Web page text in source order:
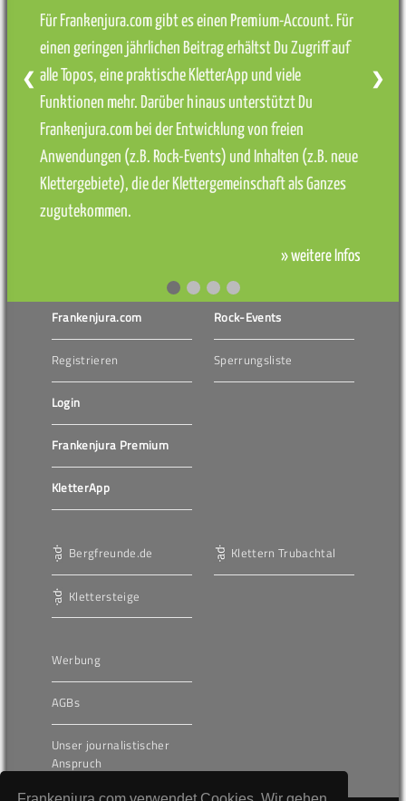
Für Frankenjura.com gibt es einen Premium-Account. Für
einen geringen jährlichen Beitrag erhältst Du Zugriff auf
alle Topos, eine praktische KletterApp und viele
Funktionen mehr. Darüber hinaus unterstützt Du
Frankenjura.com bei der Entwicklung von freien
Anwendungen (z.B. Rock-Events) und Inhalten (z.B. neue
Klettergebiete), die der Klettergemeinschaft als Ganzes
zugutekommen.
» weitere Infos
❮ ❯
Frankenjura.com
Registrieren
Login
Frankenjura Premium
KletterApp
Rock-Events
Sperrungsliste
Bergfreunde.de
Klettersteige
Klettern Trubachtal
Werbung
AGBs
Unser journalistischer
Anspruch